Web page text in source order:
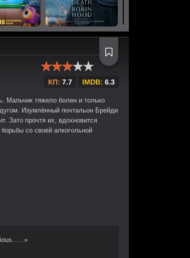
КП: 7.7 IMDB: 6.3
Мальчик тяжело болен и только
Изумлённый почтальон Брейди
Зато прочтя их, вдохновится
со своей алкогольной